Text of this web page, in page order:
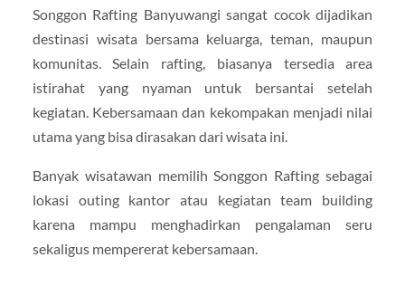
Songgon Rafting Banyuwangi sangat cocok dijadikan
destinasi wisata bersama keluarga, teman, maupun
komunitas. Selain rafting, biasanya tersedia area
istirahat yang nyaman untuk bersantai setelah
kegiatan. Kebersamaan dan kekompakan menjadi nilai
utama yang bisa dirasakan dari wisata ini.
Banyak wisatawan memilih Songgon Rafting sebagai
lokasi outing kantor atau kegiatan team building
karena mampu menghadirkan pengalaman seru
sekaligus mempererat kebersamaan.